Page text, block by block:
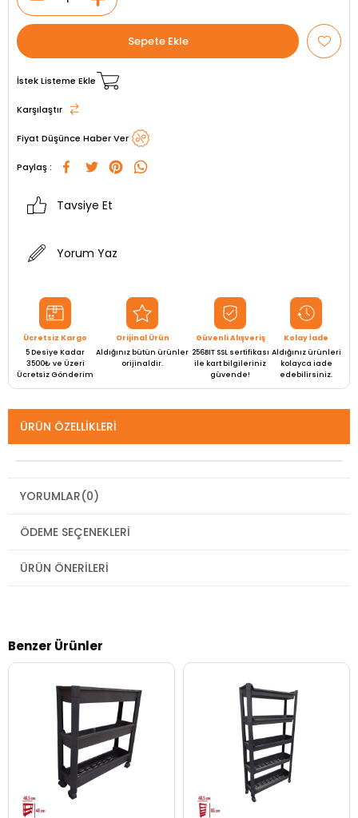
İstek Listeme Ekle
Karşılaştır
Fiyat Düşünce Haber Ver
Paylaş :
Tavsiye Et
Yorum Yaz
Ücretsiz Kargo
5 Desiye Kadar
3500₺ ve Üzeri
Ücretsiz Gönderim
Orijinal Ürün
Aldığınız bütün ürünler
orijinaldir.
Güvenli Alışveriş
256BIT SSL sertifikası
ile kart bilgileriniz
güvende!
Kolay İade
Aldığınız ürünleri
kolayca iade
edebilirsiniz.
ÜRÜN ÖZELLIKLERI
YORUMLAR(0)
ÖDEME SEÇENEKLERI
ÜRÜN ÖNERILERI
Benzer Ürünler